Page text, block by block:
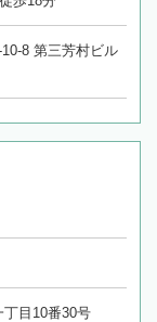
8 第三芳村ビル
目10番30号